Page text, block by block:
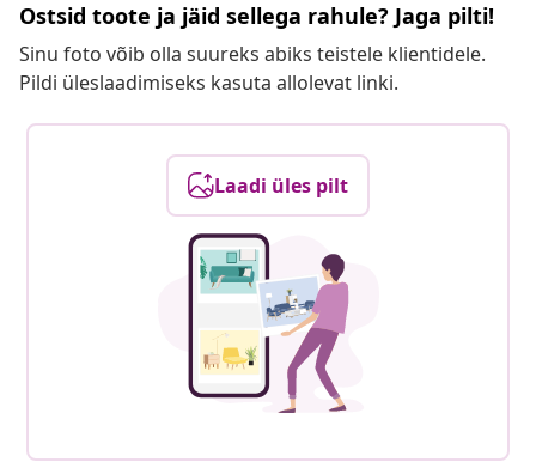
Ostsid toote ja jäid sellega rahule? Jaga pilti!
Sinu foto võib olla suureks abiks teistele klientidele.
Pildi üleslaadimiseks kasuta allolevat linki.
Laadi üles pilt